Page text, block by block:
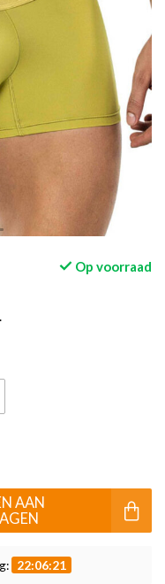
Op voorraad
.
AAN
22:06:20